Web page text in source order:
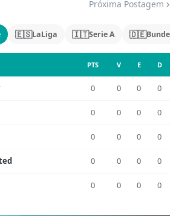
Próxima Postagem
🇪🇸LaLiga 🇮🇹Serie A 🇩🇪
PTS V E D
0 0 0 0
0 0 0 0
0 0 0 0
0 0 0 0
0 0 0 0